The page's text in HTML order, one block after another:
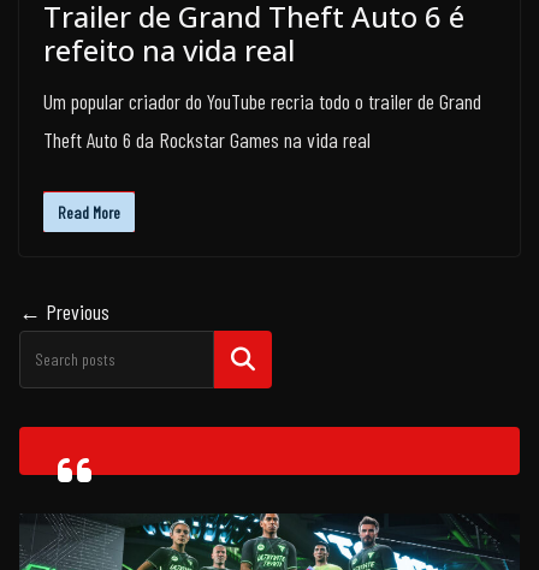
Trailer de Grand Theft Auto 6 é
refeito na vida real
Um popular criador do YouTube recria todo o trailer de Grand
Theft Auto 6 da Rockstar Games na vida real
Read More
← Previous